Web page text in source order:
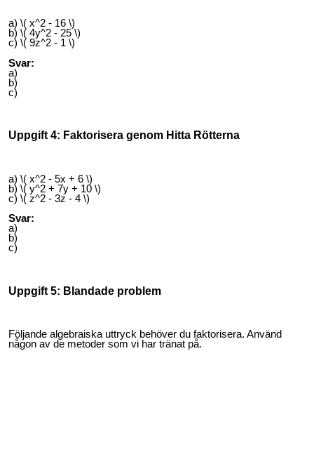
a) \( x^2 - 16 \)
b) \( 4y^2 - 25 \)
c) \( 9z^2 - 1 \)
Svar:
a)
b)
c)
Uppgift 4: Faktorisera genom Hitta Rötterna
a) \( x^2 - 5x + 6 \)
b) \( y^2 + 7y + 10 \)
c) \( z^2 - 3z - 4 \)
Svar:
a)
b)
c)
Uppgift 5: Blandade problem
Följande algebraiska uttryck behöver du faktorisera. Använd
någon av de metoder som vi har tränat på.